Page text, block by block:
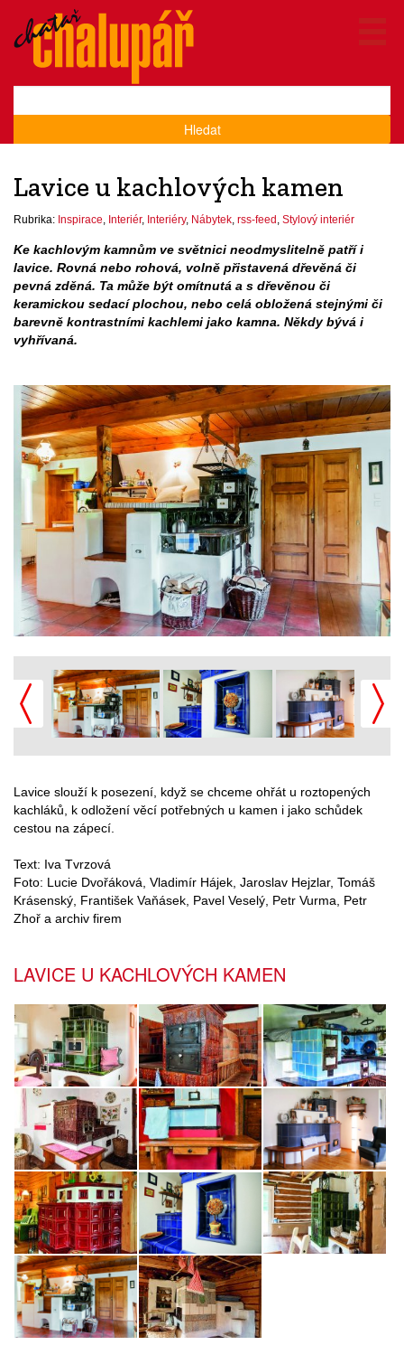
Hledat
Lavice u kachlových kamen
Rubrika: Inspirace Interiér, Interiéry, Nábytek rss-feed Stylový interiér
Ke kachlovým kamnům ve světnici neodmyslitelně patří i
lavice. Rovná nebo rohová, volně přistavená dřevěná či
pevná zděná. Ta může být omítnutá a s dřevěnou či
keramickou sedací plochou, nebo celá obložená stejnými či
barevně kontrastními kachlemi jako kamna. Někdy bývá i
vyhřívaná.
Lavice slouží k posezení, když se chceme ohřát u roztopených
kachláků, k odložení věcí potřebných u kamen i jako schůdek
cestou na zápecí.
Text: Iva Tvrzová
Foto: Lucie Dvořáková, Vladimír Hájek, Jaroslav Hejzlar, Tomáš
Krásenský, František Vaňásek, Pavel Veselý, Petr Vurma, Petr
Zhoř a archiv firem
LAVICE U KACHLOVÝCH KAMEN